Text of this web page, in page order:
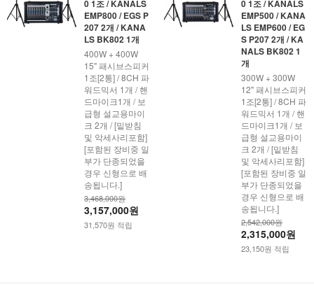
0 1조 / KANALS
EMP800 / EGS P
207 2개 / KANA
LS BK802 1개
400W + 400W
15" 패시브스피커
1조[2통] / 8CH 파
워드믹서 1개 / 핸
드마이크1개 / 보
급형 설교용마이
크 2개 / [밑받침
및 악세사리포함]
[포함된 장비중 일
부가 단종되었을
경우 신형으로 배
송됩니다.]
3,468,000원
3,157,000원
31,570원 적립
0 1조 / KANALS
EMP500 / KANA
LS EMP600 / EG
S P207 2개 / KA
NALS BK802 1
개
300W + 300W
12" 패시브스피커
1조[2통] / 8CH 파
워드믹서 1개 / 핸
드마이크1개 / 보
급형 설교용마이
크 2개 / [밑받침
및 악세사리포함]
[포함된 장비중 일
부가 단종되었을
경우 신형으로 배
송됩니다.]
2,542,000원
2,315,000원
23,150원 적립